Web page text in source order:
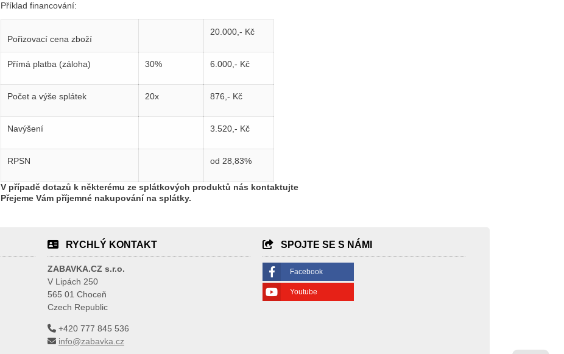
Příklad financování:
Pořizovací cena zboží
20.000,- Kč
Přímá platba (záloha) 30% 6.000,- Kč
Počet a výše splátek 20x 876,- Kč
Navýšení 3.520,- Kč
RPSN od 28,83%
V případě dotazů k některému ze splátkových produktů nás kontaktujte
Přejeme Vám příjemné nakupování na splátky.
RYCHLÝ KONTAKT
ZABAVKA.CZ s.r.o.
V Lipách 250
565 01 Choceň
Czech Republic
+420 777 845 536
info@zabavka.cz
SPOJTE SE S NÁMI
Facebook
Youtube